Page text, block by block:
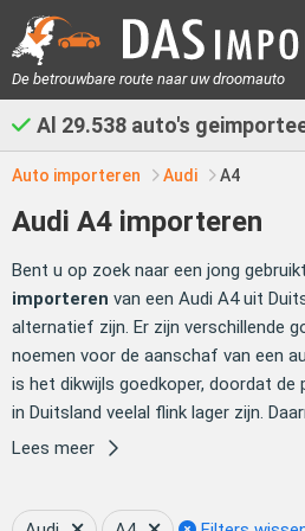
De betrouwbare route naar uw droomauto
Al 29.538 auto's
Auto importeren Audi A4
Audi A4 importeren
Bent u op zoek naar een jong
importeren van een Audi A4 uit
alternatief zijn. Er zijn verschillende
noemen voor de aanschaf van een
is het dikwijls goedkoper, doordat de
in Duitsland veelal flink lager zijn.
met een aanzienlijk ruimer aanbod,
Import helpt u graag bij het
Lees meer